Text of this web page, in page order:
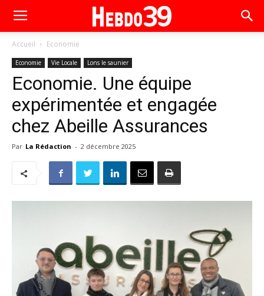
Accueil Economie
Economie Vie Locale Lons le saunier
Economie. Une équipe
expérimentée et engagée
chez Abeille Assurances
Par La Rédaction - 2 décembre 2025